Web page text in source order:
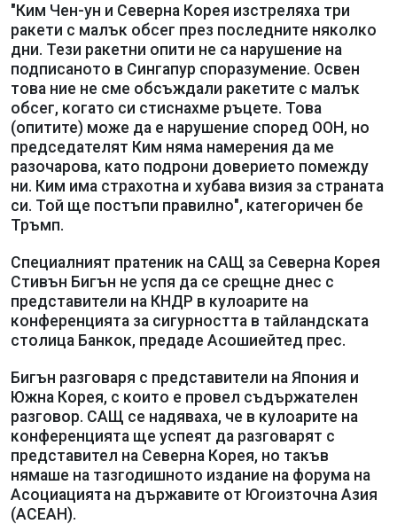
"Ким Чен-ун и Северна Корея изстреляха три
ракети с малък обсег през последните няколко
дни. Тези ракетни опити не са нарушение на
подписаното в Сингапур споразумение. Освен
това ние не сме обсъждали ракетите с малък
обсег, когато си стиснахме ръцете. Това
(опитите) може да е нарушение според ООН, но
председателят Ким няма намерения да ме
разочарова, като подрони доверието помежду
ни. Ким има страхотна и хубава визия за страната
си. Той ще постъпи правилно", категоричен бе
Тръмп.
Специалният пратеник на САЩ за Северна Корея
Стивън Бигън не успя да се срещне днес с
представители на КНДР в кулоарите на
конференцията за сигурността в тайландската
столица Банкок, предаде Асошиейтед прес.
Бигън разговаря с представители на Япония и
Южна Корея, с които е провел съдържателен
разговор. САЩ се надяваха, че в кулоарите на
конференцията ще успеят да разговарят с
представител на Северна Корея, но такъв
нямаше на тазгодишното издание на форума на
Асоциацията на държавите от Югоизточна Азия
(АСЕАН).